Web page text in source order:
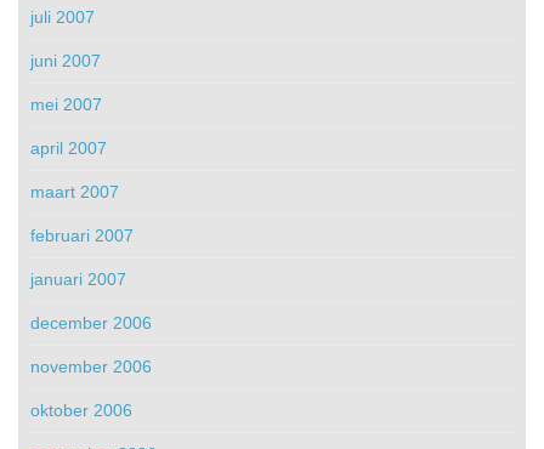
juli 2007
juni 2007
mei 2007
april 2007
maart 2007
februari 2007
januari 2007
december 2006
november 2006
oktober 2006